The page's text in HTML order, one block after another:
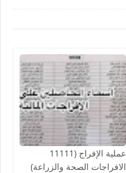
عملية الإفراج (11111
الافراجات الصحة والزراعة)